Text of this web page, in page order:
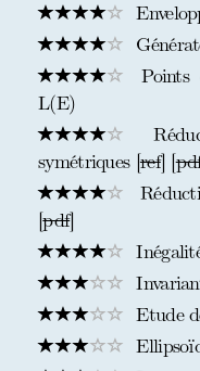
L(E)
symétriques [ref] [
[pdf]
Etude